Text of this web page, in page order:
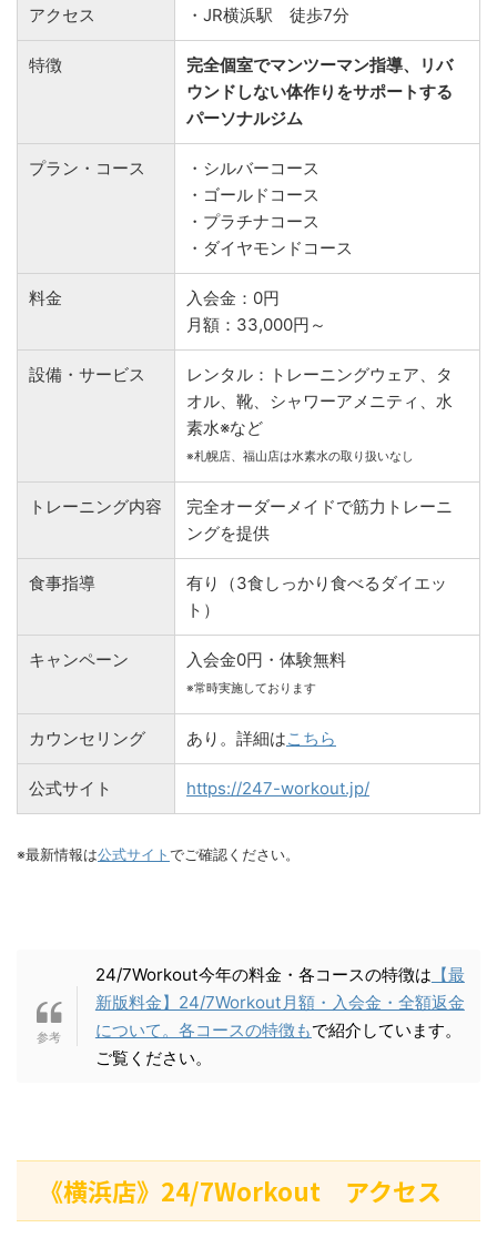
アクセス ・JR横浜駅 徒歩7分
特徴
完全個室でマンツーマン指導、リバ
ウンドしない体作りをサポートする
パーソナルジム
プラン・コース
・シルバーコース
・ゴールドコース
・プラチナコース
・ダイヤモンドコース
料金
入会金：0円
月額：33,000円～
設備・サービス
レンタル：トレーニングウェア、タ
オル、靴、シャワーアメニティ、水
素水※など
※札幌店、福山店は水素水の取り扱いなし
トレーニング内容
完全オーダーメイドで筋力トレーニ
ングを提供
食事指導
有り（3食しっかり食べるダイエッ
ト）
キャンペーン 入会金0円・体験無料
※常時実施しております
カウンセリング あり。詳細はこちら
公式サイト https://247-workout.jp/
※最新情報は公式サイト でご確認ください。
24/7Workout今年の料金・各コースの特徴は 【最
新版料金】24/7Workout月額・入会金・全額返金
について。各コースの特徴もで紹介しています。
ご覧ください。
《横浜店》24/7Workout アクセス